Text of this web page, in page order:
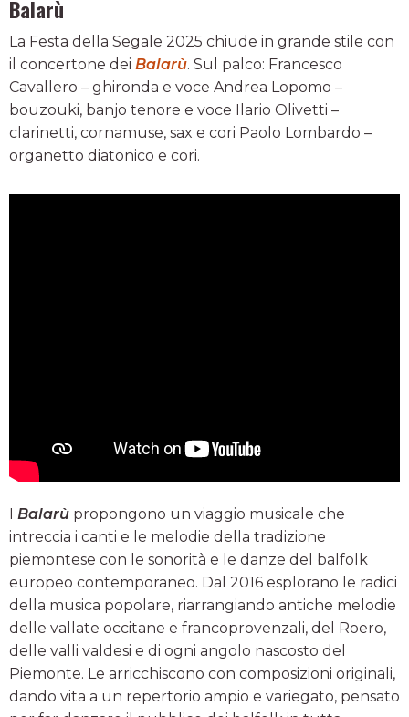
Balarù
La Festa della Segale 2025 chiude in grande stile con
il concertone dei Balarù. Sul palco: Francesco
Cavallero – ghironda e voce Andrea Lopomo –
bouzouki, banjo tenore e voce Ilario Olivetti –
clarinetti, cornamuse, sax e cori Paolo Lombardo –
organetto diatonico e cori.
I Balarù propongono un viaggio musicale che
intreccia i canti e le melodie della tradizione
piemontese con le sonorità e le danze del balfolk
europeo contemporaneo. Dal 2016 esplorano le radici
della musica popolare, riarrangiando antiche melodie
delle vallate occitane e francoprovenzali, del Roero,
delle valli valdesi e di ogni angolo nascosto del
Piemonte. Le arricchiscono con composizioni originali,
dando vita a un repertorio ampio e variegato, pensato